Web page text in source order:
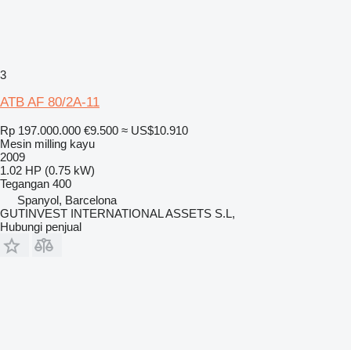
3
ATB AF 80/2A-11
Rp 197.000.000 €9.500 ≈ US$10.910
Mesin milling kayu
2009
1.02 HP (0.75 kW)
Tegangan 400
Spanyol, Barcelona
GUTINVEST INTERNATIONAL ASSETS S.L,
Hubungi penjual